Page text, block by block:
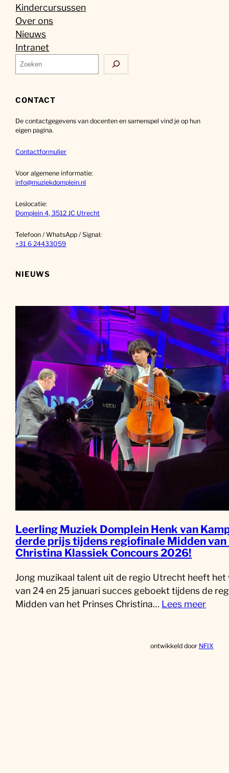
Kindercursussen
Over ons
Nieuws
Intranet
Z
o
k
n
CONTACT
De contactgegevens van docenten en samenspel vind je op hun
eigen pagina.
Contactformulier
Voor algemene informatie:
info@muziekdomplein.nl
Leslocatie:
Domplein 4, 3512 JC Utrecht
Telefoon / WhatsApp / Signal:
+31 6 24433059
NIEUWS
Leerling Muziek Domplein Henk van
derde prijs tijdens regiofinale Midden van
Christina Klassiek Concours 2026!
Jong muzikaal talent uit de regio Utrecht heeft het
van 24 en 25 januari succes geboekt tijdens de
Midden van het Prinses Christina… Lees meer
ontwikkeld door NFIX